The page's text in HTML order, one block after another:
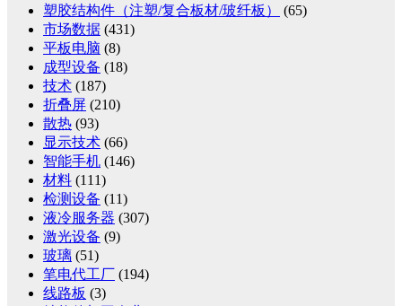
塑胶结构件（注塑/复合板材/玻纤板）
(65)
市场数据 (431)
平板电脑 (8)
成型设备 (18)
技术 (187)
折叠屏 (210)
散热 (93)
显示技术 (66)
智能手机 (146)
材料 (111)
检测设备 (11)
液冷服务器 (307)
激光设备 (9)
玻璃 (51)
笔电代工厂 (194)
线路板 (3)